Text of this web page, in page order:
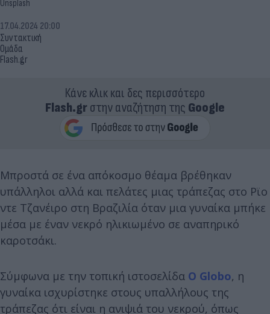
Unsplash
Συντακτική
Ομάδα
Flash.gr
17.04.2024 20:00
Κάνε κλικ και δες περισσότερο
Flash.grστην αναζήτηση της Google
Μπροστά σε ένα απόκοσμο θέαμα βρέθηκαν
υπάλληλοι αλλά και πελάτες μιας τράπεζας στο Ρϊο
ντε Τζανέιρο στη Βραζιλία όταν μια γυναίκα μπήκε
μέσα με έναν νεκρό ηλικιωμένο σε αναπηρικό
καροτσάκι.
Σύμφωνα με την τοπική ιστοσελίδα O Globo, η
γυναίκα ισχυρίστηκε στους υπαλλήλους της
τράπεζας ότι είναι η ανιψιά του νεκρού, όπως